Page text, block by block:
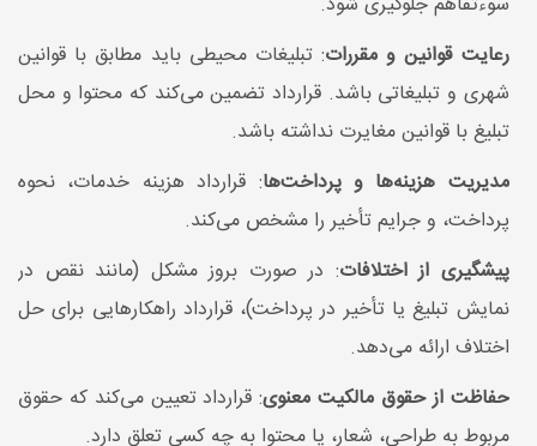
رعایت قوانین و مقررات: تبلیغات محیطی باید مطابق با قوانین
شهری و تبلیغاتی باشد. قرارداد تضمین می‌کند که محتوا و محل
تبلیغ با قوانین مغایرت نداشته باشد.
مدیریت هزینه‌ها و پرداخت‌ها: قرارداد هزینه خدمات، نحوه
پرداخت، و جرایم تأخیر را مشخص می‌کند.
پیشگیری از اختلافات: در صورت بروز مشکل (مانند نقص در
نمایش تبلیغ یا تأخیر در پرداخت)، قرارداد راهکارهایی برای حل
اختلاف ارائه می‌دهد.
حفاظت از حقوق مالکیت معنوی: قرارداد تعیین می‌کند که حقوق
مربوط به طراحی، شعار، یا محتوا به چه کسی تعلق دارد.